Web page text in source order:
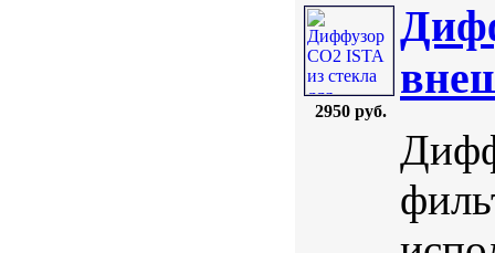
2950 руб.